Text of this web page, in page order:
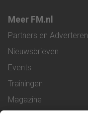
Meer FM.nl
Partners en Adverteren
Nieuwsbrieven
Events
Trainingen
Magazine